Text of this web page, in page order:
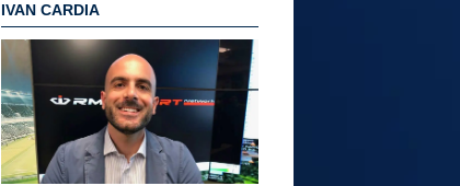
IVAN CARDIA